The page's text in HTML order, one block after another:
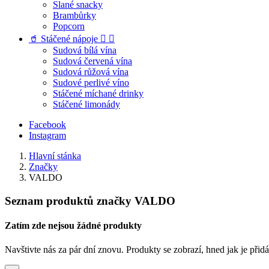
Slané snacky
Brambůrky
Popcorn
🥤 Stáčené nápoje  
Sudová bílá vína
Sudová červená vína
Sudová růžová vína
Sudové perlivé víno
Stáčené míchané drinky
Stáčené limonády
Facebook
Instagram
Hlavní stánka
Značky
VALDO
Seznam produktů značky VALDO
Zatím zde nejsou žádné produkty
Navštivte nás za pár dní znovu. Produkty se zobrazí, hned jak je